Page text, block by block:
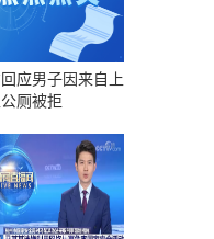
应男子因来自上
厕被拒